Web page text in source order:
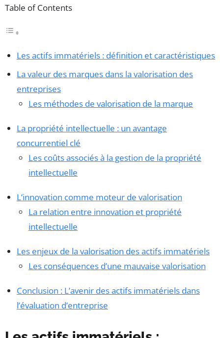
Table of Contents
Les actifs immatériels : définition et caractéristiques
La valeur des marques dans la valorisation des
entreprises
Les méthodes de valorisation de la marque
La propriété intellectuelle : un avantage
concurrentiel clé
Les coûts associés à la gestion de la propriété
intellectuelle
L’innovation comme moteur de valorisation
La relation entre innovation et propriété
intellectuelle
Les enjeux de la valorisation des actifs immatériels
Les conséquences d’une mauvaise valorisation
Conclusion : L’avenir des actifs immatériels dans
l’évaluation d’entreprise